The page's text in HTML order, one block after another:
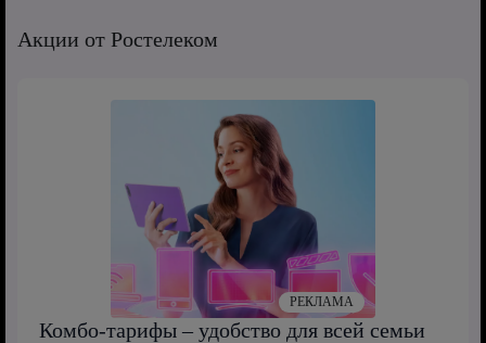
Акции от Ростелеком
Комбо-тарифы – удобство для всей семьи
РЕКЛАМА